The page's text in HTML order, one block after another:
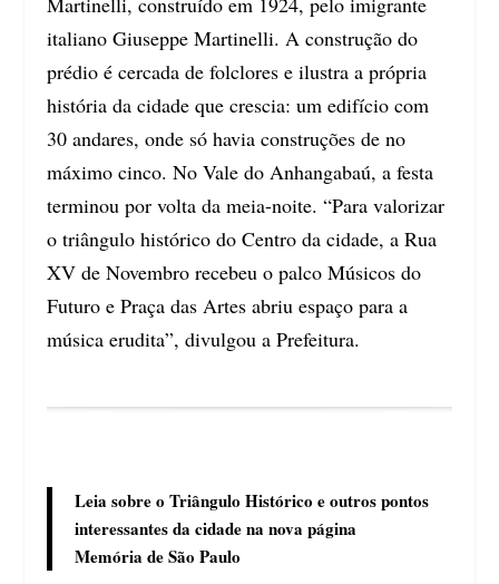
italiano Giuseppe Martinelli. A construção do
prédio é cercada de folclores e ilustra a própria
história da cidade que crescia: um edifício com
30 andares, onde só havia construções de no
máximo cinco. No Vale do Anhangabaú, a festa
terminou por volta da meia-noite. “Para valorizar
o triângulo histórico do Centro da cidade, a Rua
XV de Novembro recebeu o palco Músicos do
Futuro e Praça das Artes abriu espaço para a
música erudita”, divulgou a Prefeitura.
Leia sobre o Triângulo Histórico e outros pontos
interessantes da cidade na nova página
Memória de São Paulo